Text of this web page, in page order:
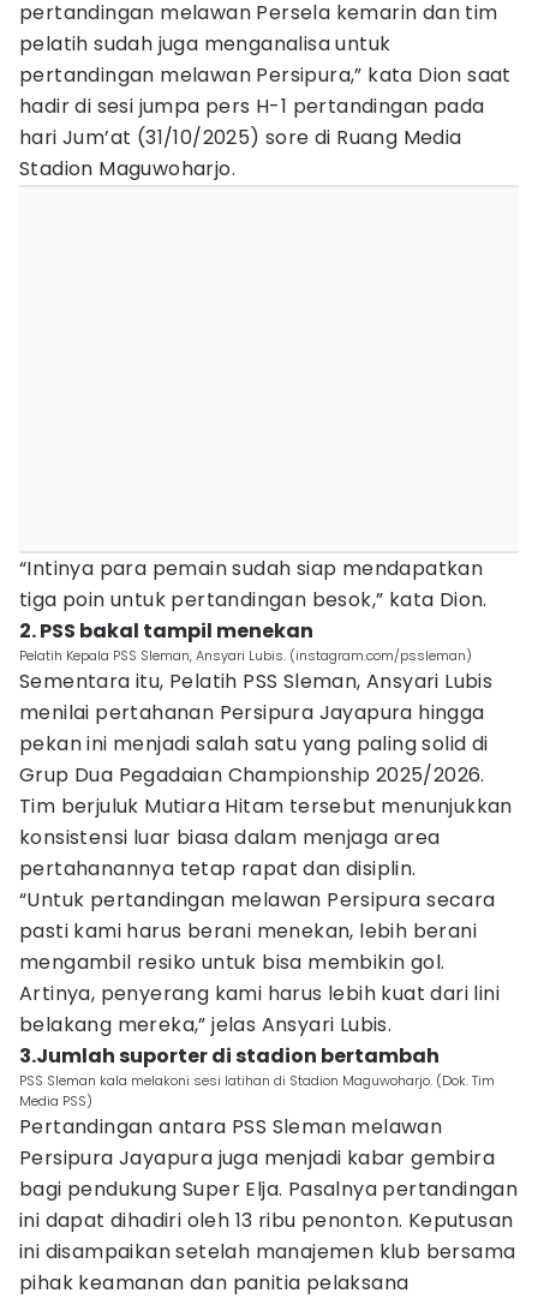
pertandingan melawan Persela kemarin dan tim
pelatih sudah juga menganalisa untuk
pertandingan melawan Persipura,” kata Dion saat
hadir di sesi jumpa pers H-1 pertandingan pada
hari Jum’at (31/10/2025) sore di Ruang Media
Stadion Maguwoharjo.
“Intinya para pemain sudah siap mendapatkan
tiga poin untuk pertandingan besok,” kata Dion.
2. PSS bakal tampil menekan
Pelatih Kepala PSS Sleman, Ansyari Lubis. (instagram.com/pssleman)
Sementara itu, Pelatih PSS Sleman, Ansyari Lubis
menilai pertahanan Persipura Jayapura hingga
pekan ini menjadi salah satu yang paling solid di
Grup Dua Pegadaian Championship 2025/2026.
Tim berjuluk Mutiara Hitam tersebut menunjukkan
konsistensi luar biasa dalam menjaga area
pertahanannya tetap rapat dan disiplin.
“Untuk pertandingan melawan Persipura secara
pasti kami harus berani menekan, lebih berani
mengambil resiko untuk bisa membikin gol.
Artinya, penyerang kami harus lebih kuat dari lini
belakang mereka,” jelas Ansyari Lubis.
3.Jumlah suporter di stadion bertambah
PSS Sleman kala melakoni sesi latihan di Stadion Maguwoharjo. (Dok. Tim
Media PSS)
Pertandingan antara PSS Sleman melawan
Persipura Jayapura juga menjadi kabar gembira
bagi pendukung Super Elja. Pasalnya pertandingan
ini dapat dihadiri oleh 13 ribu penonton. Keputusan
ini disampaikan setelah manajemen klub bersama
pihak keamanan dan panitia pelaksana